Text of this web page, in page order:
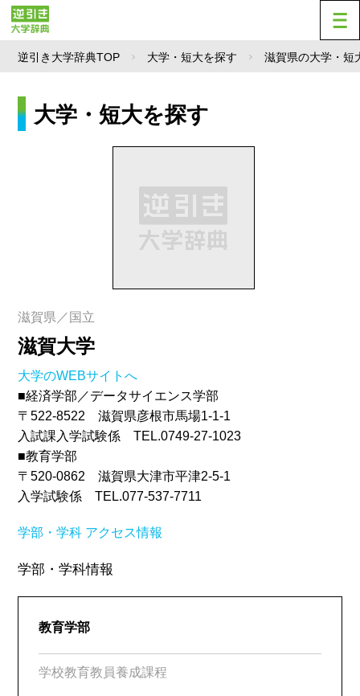
逆引き大学辞典TOP 大学・短大を探す 滋賀県の大学・短
大学・短大を探す
滋賀県／国立
滋賀大学
大学のWEBサイトへ
■経済学部／データサイエンス学部
〒522-8522 滋賀県彦根市馬場1-1-1
入試課入学試験係 TEL.0749-27-1023
■教育学部
〒520-0862 滋賀県大津市平津2-5-1
入学試験係 TEL.077-537-7711
学部・学科 アクセス情報
学部・学科情報
教育学部
学校教育教員養成課程